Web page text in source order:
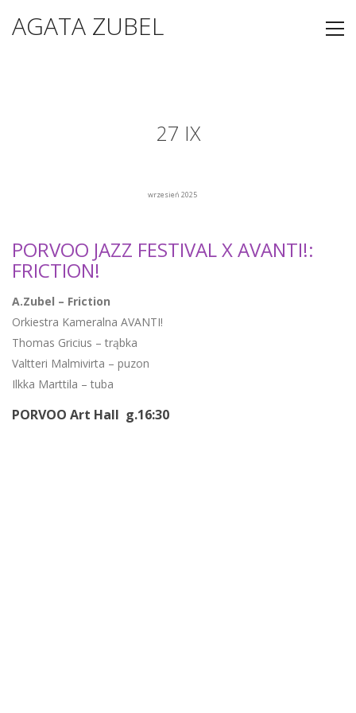
AGATA ZUBEL
27 IX
wrzesień 2025
PORVOO JAZZ FESTIVAL X AVANTI!:
FRICTION!
A.Zubel – Friction
Orkiestra Kameralna AVANTI!
Thomas Gricius – trąbka
Valtteri Malmivirta – puzon
Ilkka Marttila – tuba
PORVOO Art Hall g.16:30